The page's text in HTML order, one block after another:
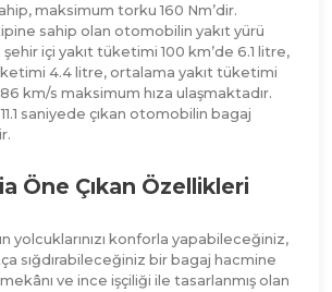
maksimum torku 160 Nm’dir.
sahip olan otomobilin yakıt yürü
içi yakıt tüketimi 100 km’de 6.1 litre,
4.4 litre, ortalama yakıt tüketimi
km/s maksimum hıza ulaşmaktadır.
saniyede çıkan otomobilin bagaj
Öne Çıkan Özellikleri
yolcuklarınızı konforla yapabileceğiniz,
sığdırabileceğiniz bir bagaj hacmine
ve ince işçiliği ile tasarlanmış olan